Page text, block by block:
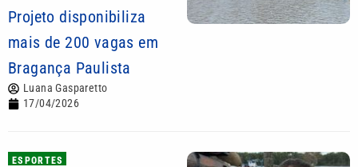
Projeto disponibiliza
mais de 200 vagas em
Bragança Paulista
Luana Gasparetto
17/04/2026
ESPORTES